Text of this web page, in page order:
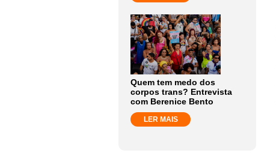
Quem tem medo dos
corpos trans? Entrevista
com Berenice Bento
LER MAIS